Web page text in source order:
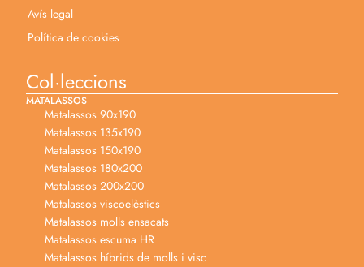
Avís legal
Política de cookies
Col·leccions
MATALASSOS
Matalassos 90x190
Matalassos 135x190
Matalassos 150x190
Matalassos 180x200
Matalassos 200x200
Matalassos viscoelèstics
Matalassos molls ensacats
Matalassos escuma HR
Matalassos híbrids de molls i visc